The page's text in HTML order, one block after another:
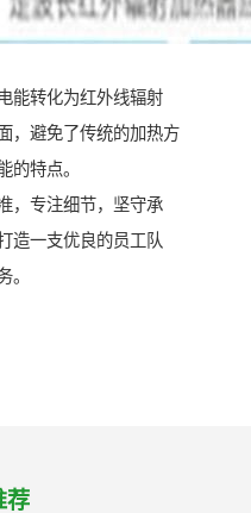
能转化为红外线辐射
，避免了传统的加热方
的特点。
，专注细节，坚守承
造一支优良的员工队
。
荐